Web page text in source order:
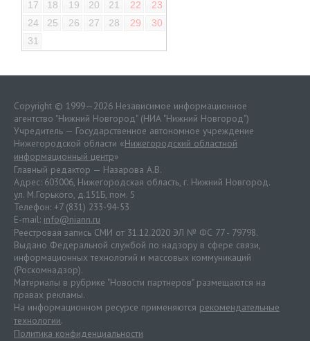
17
18 19 20 21 22
23
24
25 26 27 28 29
30
31
Copyright © 1999—2026 Независимое информационное
агентство "Нижний Новгород" (НИА "Нижний Новгород")
Учредитель — Государственное автономное учреждение
Нижегородской области «Нижегородский областной
информационный центр»
Главный редактор — Назарова А.В.
Адрес: 603006, Нижегородская область, г. Нижний Новгород.
ул. М.Горького, д.151Б, пом. 5
Телефон: +7 (831) 233-94-53
E-mail: info@niann.ru
Реестровая запись СМИ от 31.12.2020 ЭЛ № ФС 77 - 79798.
Выдано Федеральной службой по надзору в сфере связи,
информационных технологий и массовых коммуникаций
(Роскомнадзор).
Материалы в рубрике "Новости партнеров" размещаются на
правах рекламы.
На информационном ресурсе применяются рекомендательные
технологии.
Политика конфиденциальности